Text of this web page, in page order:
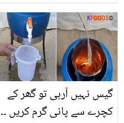
باہر لے جانے کی ضرورت
نہیں! بلکہ گھر بیٹھے خود
ہی اس طریقے سے زیور
چمکائیں
گیس نہیں آرہی تو گھر کے
کچرے سے پانی گرم کریں ۔۔